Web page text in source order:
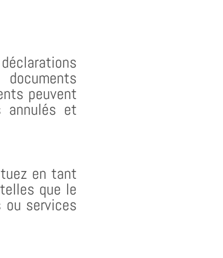
peuvent
annulés et
en tant
que le
services